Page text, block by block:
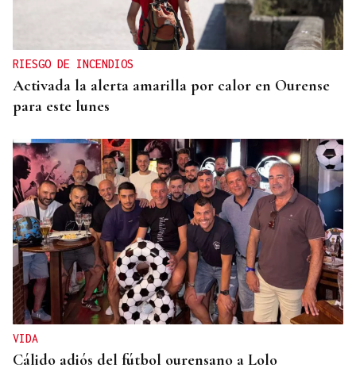
RIESGO DE INCENDIOS
Activada la alerta amarilla por calor en Ourense
para este lunes
VIDA
Cálido adiós del fútbol ourensano a Lolo